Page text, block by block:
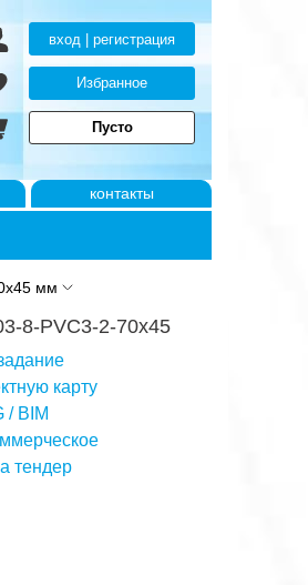
вход | регистрация
Избранное
Пусто
контакты
мм
8-PVC3-2-70x45
карту
/ BIM
тендер